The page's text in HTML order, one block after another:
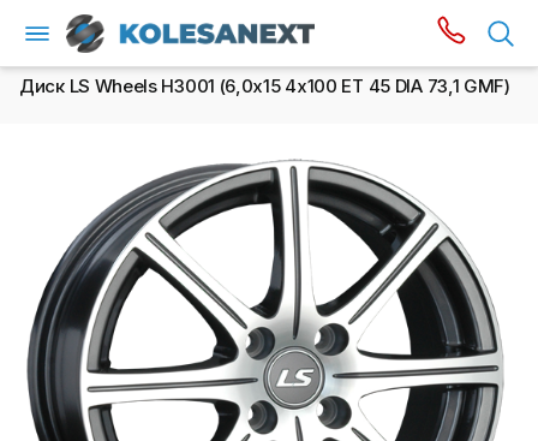
Диск LS Wheels H3001 (6,0х15 4x100 ET 45 DIA 73,1 GMF)